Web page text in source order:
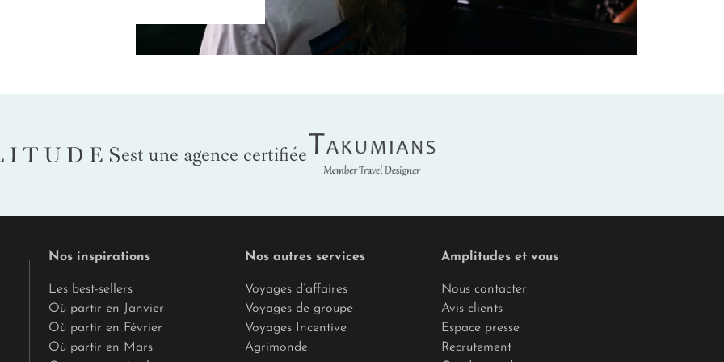
au Penjab, un service de conciergerie exclusif est à votre disposition. Ils se tiennent prêts à
Réservation d’une table dans un restaurant emblématique, organisation d’une visite privée d’un site
une réactivité sans faille. Voyager au Penjab dans ces conditions, c’est s’offrir le luxe d’une sérénité
est une agence certifiée Takumians
Nos inspirations
Les best-sellers
Où partir en Janvier
Où partir en Février
Où partir en Mars
Nos autres services
Voyages d’affaires
Voyages de groupe
Voyages Incentive
Agrimonde
Amplitudes et vous
Nous contacter
Avis clients
Espace presse
Recrutement